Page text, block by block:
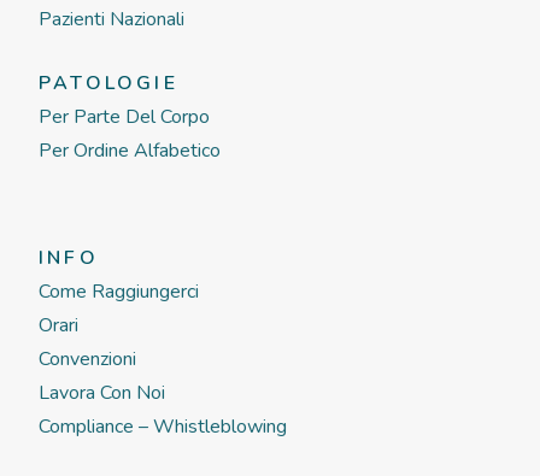
Pazienti Nazionali
PATOLOGIE
Per Parte Del Corpo
Per Ordine Alfabetico
INFO
Come Raggiungerci
Orari
Convenzioni
Lavora Con Noi
Compliance – Whistleblowing